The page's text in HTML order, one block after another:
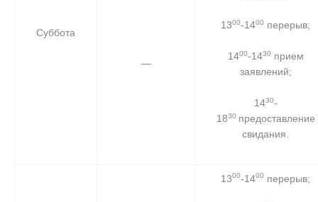
Суббота
—
1300-1400 перерыв;
1400-1430 прием
заявлений;
1430-
1830 предоставление
свидания.
1300-1400 перерыв;